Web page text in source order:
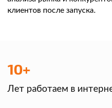
клиентов после запуска.
10+
Лет работаем в